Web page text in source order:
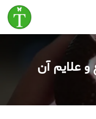
علایم آن